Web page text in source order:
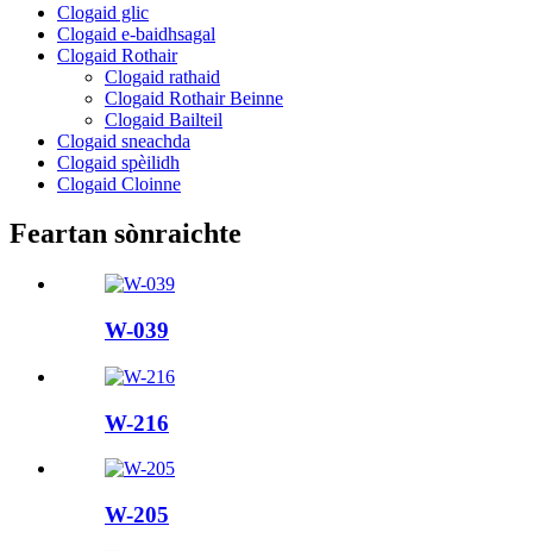
Clogaid glic
Clogaid e-baidhsagal
Clogaid Rothair
Clogaid rathaid
Clogaid Rothair Beinne
Clogaid Bailteil
Clogaid sneachda
Clogaid spèilidh
Clogaid Cloinne
Feartan sònraichte
W-039
W-216
W-205